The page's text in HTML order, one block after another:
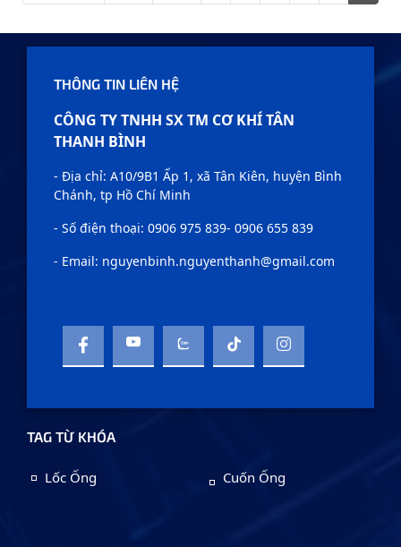
THÔNG TIN LIÊN HỆ
CÔNG TY TNHH SX TM CƠ KHÍ TÂN
THANH BÌNH
- Địa chỉ: A10/9B1 Ấp 1, xã Tân Kiên, huyện Bình
Chánh, tp Hồ Chí Minh
- Số điện thoại: 0906 975 839- 0906 655 839
- Email: nguyenbinh.nguyenthanh@gmail.com
TAG TỪ KHÓA
Lốc Ống Cuốn Ống